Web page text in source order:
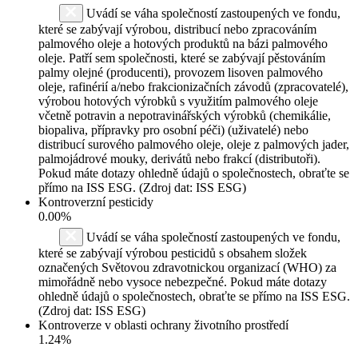
Uvádí se váha společností zastoupených ve fondu,
které se zabývají výrobou, distribucí nebo zpracováním
palmového oleje a hotových produktů na bázi palmového
oleje. Patří sem společnosti, které se zabývají pěstováním
palmy olejné (producenti), provozem lisoven palmového
oleje, rafinérií a/nebo frakcionizačních závodů (zpracovatelé),
výrobou hotových výrobků s využitím palmového oleje
včetně potravin a nepotravinářských výrobků (chemikálie,
biopaliva, přípravky pro osobní péči) (uživatelé) nebo
distribucí surového palmového oleje, oleje z palmových jader,
palmojádrové mouky, derivátů nebo frakcí (distributoři).
Pokud máte dotazy ohledně údajů o společnostech, obraťte se
přímo na ISS ESG. (Zdroj dat: ISS ESG)
Kontroverzní pesticidy
0.00%
Uvádí se váha společností zastoupených ve fondu,
které se zabývají výrobou pesticidů s obsahem složek
označených Světovou zdravotnickou organizací (WHO) za
mimořádně nebo vysoce nebezpečné. Pokud máte dotazy
ohledně údajů o společnostech, obraťte se přímo na ISS ESG.
(Zdroj dat: ISS ESG)
Kontroverze v oblasti ochrany životního prostředí
1.24%